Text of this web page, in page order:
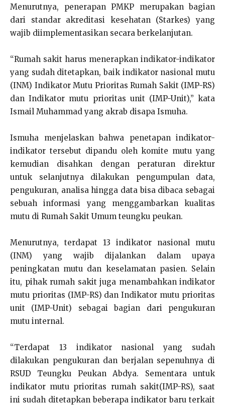
Menurutnya, penerapan PMKP merupakan bagian
dari standar akreditasi kesehatan (Starkes) yang
wajib diimplementasikan secara berkelanjutan.
“Rumah sakit harus menerapkan indikator-indikator
yang sudah ditetapkan, baik indikator nasional mutu
(INM) Indikator Mutu Prioritas Rumah Sakit (IMP-RS)
dan Indikator mutu prioritas unit (IMP-Unit),” kata
Ismail Muhammad yang akrab disapa Ismuha.
Ismuha menjelaskan bahwa penetapan indikator-
indikator tersebut dipandu oleh komite mutu yang
kemudian disahkan dengan peraturan direktur
untuk selanjutnya dilakukan pengumpulan data,
pengukuran, analisa hingga data bisa dibaca sebagai
sebuah informasi yang menggambarkan kualitas
mutu di Rumah Sakit Umum teungku peukan.
Menurutnya, terdapat 13 indikator nasional mutu
(INM) yang wajib dijalankan dalam upaya
peningkatan mutu dan keselamatan pasien. Selain
itu, pihak rumah sakit juga menambahkan indikator
mutu prioritas (IMP-RS) dan Indikator mutu prioritas
unit (IMP-Unit) sebagai bagian dari pengukuran
mutu internal.
“Terdapat 13 indikator nasional yang sudah
dilakukan pengukuran dan berjalan sepenuhnya di
RSUD Teungku Peukan Abdya. Sementara untuk
indikator mutu prioritas rumah sakit(IMP-RS), saat
ini sudah ditetapkan beberapa indikator baru terkait